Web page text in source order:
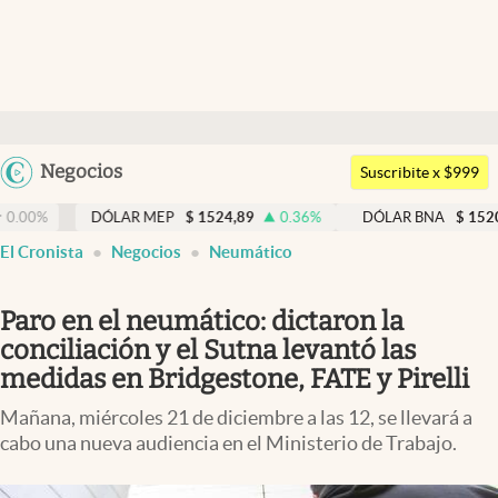
Argentina
Negocios
Members
Economía y Política
Finanzas y Mercados
Negocios
Columnistas
Otras secciones
Suscribite x $999
DÓLAR MEP $ 1524,89 0.36% DÓLAR BNA $ 1520 0.00%
El Cronista Negocios Neumático
Paro en el neumático: dictaron la
conciliación y el Sutna levantó las
medidas en Bridgestone, FATE y Pirelli
Mañana, miércoles 21 de diciembre a las 12, se llevará a
cabo una nueva audiencia en el Ministerio de Trabajo.